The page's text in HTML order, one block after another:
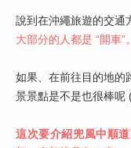
說到在沖繩旅遊的交通
大部分的人都是 “開車”。
如果、在前往目的地的
景景點是不是也很棒呢
這次要介紹兜風中順